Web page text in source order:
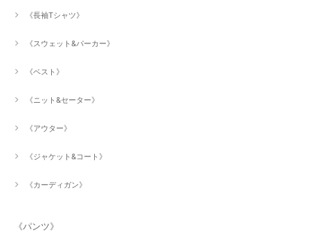
《長袖Tシャツ》
《スウェット&パーカー》
《ベスト》
《ニット&セーター》
《アウター》
《ジャケット&コート》
《カーディガン》
《パンツ》